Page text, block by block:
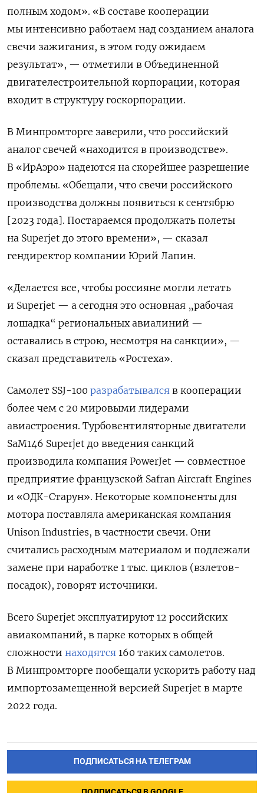
полным ходом». «В составе кооперации
мы интенсивно работаем над созданием аналога
свечи зажигания, в этом году ожидаем
результат», — отметили в Объединенной
двигателестроительной корпорации, которая
входит в структуру госкорпорации.
В Минпромторге заверили, что российский
аналог свечей «находится в производстве».
В «ИрАэро» надеются на скорейшее разрешение
проблемы. «Обещали, что свечи российского
производства должны появиться к сентябрю
[2023 года]. Постараемся продолжать полеты
на Superjet до этого времени», — сказал
гендиректор компании Юрий Лапин.
«Делается все, чтобы россияне могли летать
и Superjet — а сегодня это основная „рабочая
лошадка“ региональных авиалиний —
оставались в строю, несмотря на санкции», —
сказал представитель «Ростеха».
Самолет SSJ-100 разрабатывался в кооперации
более чем с 20 мировыми лидерами
авиастроения. Турбовентиляторные двигатели
SaM146 Superjet до введения санкций
производила компания PowerJet — совместное
предприятие французской Safran Aircraft Engines
и «ОДК-Старун». Некоторые компоненты для
мотора поставляла американская компания
Unison Industries, в частности свечи. Они
считались расходным материалом и подлежали
замене при наработке 1 тыс. циклов (взлетов-
посадок), говорят источники.
Всего Superjet эксплуатируют 12 российских
авиакомпаний, в парке которых в общей
сложности находятся 160 таких самолетов.
В Минпромторге пообещали ускорить работу над
импортозамещенной версией Superjet в марте
2022 года.
ПОДПИСАТЬСЯ НА ТЕЛЕГРАМ